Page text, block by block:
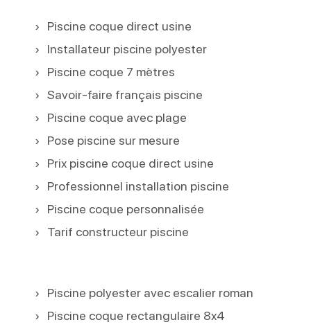
Piscine coque direct usine
Installateur piscine polyester
Piscine coque 7 mètres
Savoir-faire français piscine
Piscine coque avec plage
Pose piscine sur mesure
Prix piscine coque direct usine
Professionnel installation piscine
Piscine coque personnalisée
Tarif constructeur piscine
Piscine polyester avec escalier roman
Piscine coque rectangulaire 8x4